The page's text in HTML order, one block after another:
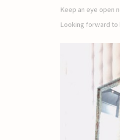
Keep an eye open
Looking forward to